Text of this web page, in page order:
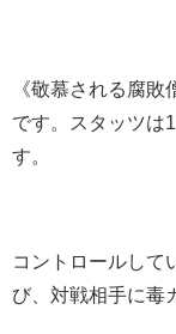
《敬慕される腐
です。スタッツは
す。
コントロールして
び、対戦相手に毒